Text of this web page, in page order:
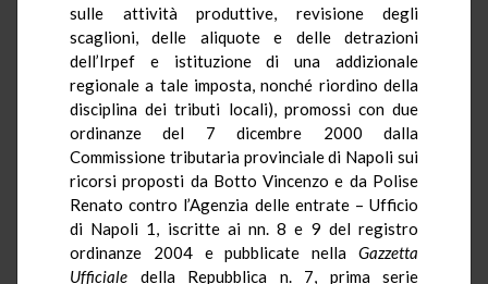
sulle attività produttive, revisione degli
scaglioni, delle aliquote e delle detrazioni
dell’Irpef e istituzione di una addizionale
regionale a tale imposta, nonché riordino della
disciplina dei tributi locali), promossi con due
ordinanze del 7 dicembre 2000 dalla
Commissione tributaria provinciale di Napoli sui
ricorsi proposti da Botto Vincenzo e da Polise
Renato contro l’Agenzia delle entrate – Ufficio
di Napoli 1, iscritte ai nn. 8 e 9 del registro
ordinanze 2004 e pubblicate nella Gazzetta
Ufficiale della Repubblica n. 7, prima serie